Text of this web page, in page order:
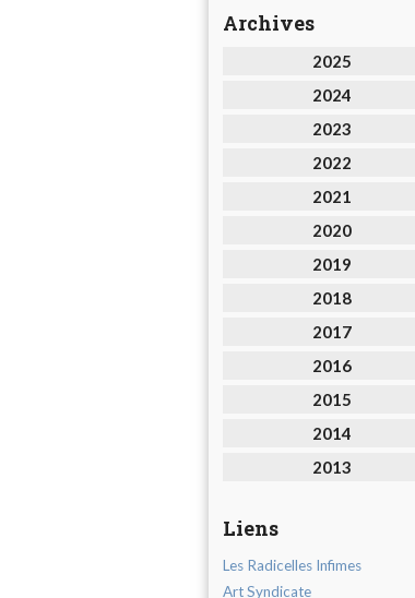
Archives
2025
2024
2023
2022
2021
2020
2019
2018
2017
2016
2015
2014
2013
Liens
Les Radicelles Infimes
Art Syndicate